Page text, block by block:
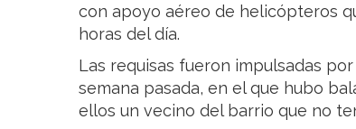
con apoyo aéreo de helicópteros
horas del día.
Las requisas fueron impulsadas
semana pasada, en el que hubo
ellos un vecino del barrio que no